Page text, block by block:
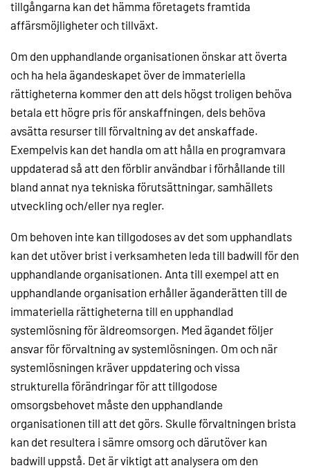
tillgångarna kan det hämma företagets framtida
affärsmöjligheter och tillväxt.
Om den upphandlande organisationen önskar att överta
och ha hela ägandeskapet över de immateriella
rättigheterna kommer den att dels högst troligen behöva
betala ett högre pris för anskaffningen, dels behöva
avsätta resurser till förvaltning av det anskaffade.
Exempelvis kan det handla om att hålla en programvara
uppdaterad så att den förblir användbar i förhållande till
bland annat nya tekniska förutsättningar, samhällets
utveckling och/eller nya regler.
Om behoven inte kan tillgodoses av det som upphandlats
kan det utöver brist i verksamheten leda till badwill för den
upphandlande organisationen. Anta till exempel att en
upphandlande organisation erhåller äganderätten till de
immateriella rättigheterna till en upphandlad
systemlösning för äldreomsorgen. Med ägandet följer
ansvar för förvaltning av systemlösningen. Om och när
systemlösningen kräver uppdatering och vissa
strukturella förändringar för att tillgodose
omsorgsbehovet måste den upphandlande
organisationen till att det görs. Skulle förvaltningen brista
kan det resultera i sämre omsorg och därutöver kan
badwill uppstå. Det är viktigt att analysera om den